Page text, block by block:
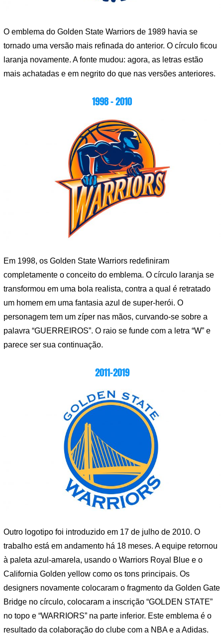
O emblema do Golden State Warriors de 1989 havia se
tornado uma versão mais refinada do anterior. O círculo ficou
laranja novamente. A fonte mudou: agora, as letras estão
mais achatadas e em negrito do que nas versões anteriores.
1998 – 2010
Em 1998, os Golden State Warriors redefiniram
completamente o conceito do emblema. O círculo laranja se
transformou em uma bola realista, contra a qual é retratado
um homem em uma fantasia azul de super-herói. O
personagem tem um zíper nas mãos, curvando-se sobre a
palavra “GUERREIROS”. O raio se funde com a letra “W” e
parece ser sua continuação.
2011-2019
Outro logotipo foi introduzido em 17 de julho de 2010. O
trabalho está em andamento há 18 meses. A equipe retornou
à paleta azul-amarela, usando o Warriors Royal Blue e o
California Golden yellow como os tons principais. Os
designers novamente colocaram o fragmento da Golden Gate
Bridge no círculo, colocaram a inscrição “GOLDEN STATE”
no topo e “WARRIORS” na parte inferior. Este emblema é o
resultado da colaboração do clube com a NBA e a Adidas.